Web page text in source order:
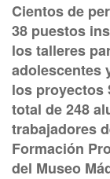
Cientos de
38 puestos
los talleres
adolescentes
los proyectos
total de 248
trabajadores
Formación
del Museo